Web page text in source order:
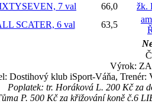
7 val 66,0
žk.
SCATER, 6 val 63,5
Výrok:
Dostihový klub iSport-Váňa, Trenér:
Poplatek: tr. Horáková L. 200 Kč za
P. 500 Kč za křižování koně č.6